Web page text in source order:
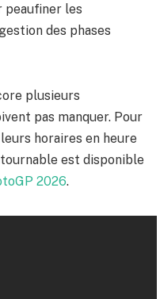
peaufiner les
des phases
plusieurs
pas manquer. Pour
horaires en heure
est disponible
2026.